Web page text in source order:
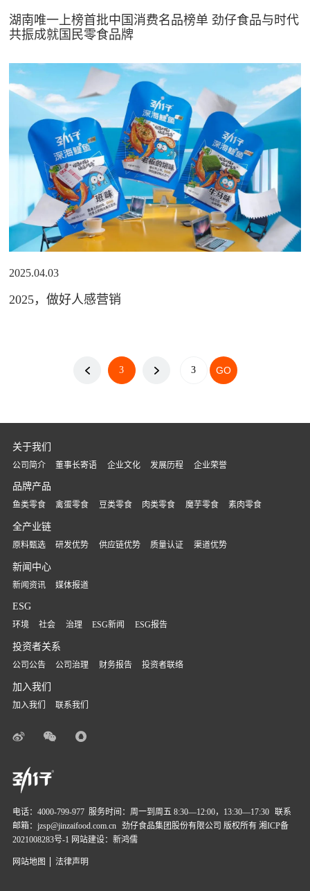
湖南唯一上榜首批中国消费名品榜单 劲仔食品与时代
共振成就国民零食品牌
2025.04.03
2025，做好人感营销
3
关于我们
公司简介 董事长寄语 企业文化 发展历程 企业荣誉
品牌产品
鱼类零食 禽蛋零食 豆类零食 肉类零食 魔芋零食 素肉零食
全产业链
原料甄选 研发优势 供应链优势 质量认证 渠道优势
新闻中心
新闻资讯 媒体报道
ESG
环境 社会 治理 ESG新闻 ESG报告
投资者关系
公司公告 公司治理 财务报告 投资者联络
加入我们
加入我们 联系我们
电话： 4000-799-977服务时间：周一到周五 8:30—12:00，13:30—17:30
联系
邮箱： jzsp@jinzaifood.com.cn 劲仔食品集团股份有限公司 版权所有湘ICP备
2021008283号-1 网站建设：新鸿儒
网站地图 法律声明